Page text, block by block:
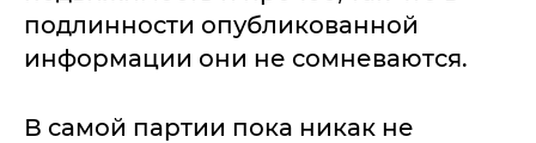
подлинности опубликованной
информации они не сомневаются.
В самой партии пока никак не